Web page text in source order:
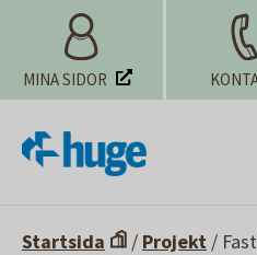
MINA SIDOR
Startsida / Projekt /